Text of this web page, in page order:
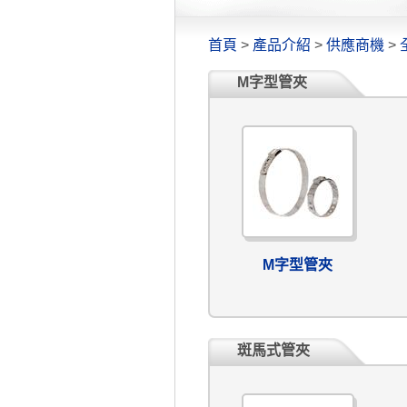
首頁 > 產品介紹 > 供應商機 >
M字型管夾
M字型管夾
斑馬式管夾